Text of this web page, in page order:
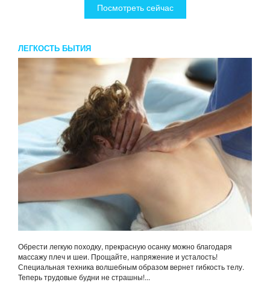
Посмотреть сейчас
ЛЕГКОСТЬ БЫТИЯ
Обрести легкую походку, прекрасную осанку можно благодаря
массажу плеч и шеи. Прощайте, напряжение и усталость!
Специальная техника волшебным образом вернет гибкость телу.
Теперь трудовые будни не страшны!...